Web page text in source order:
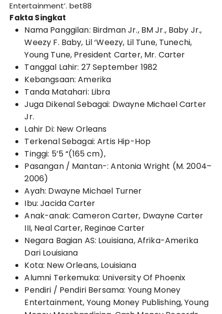
Entertainment’. bet88
Fakta Singkat
Nama Panggilan: Birdman Jr., BM Jr., Baby Jr.,
Weezy F. Baby, Lil ‘Weezy, Lil Tune, Tunechi,
Young Tune, President Carter, Mr. Carter
Tanggal Lahir: 27 September 1982
Kebangsaan: Amerika
Tanda Matahari: Libra
Juga Dikenal Sebagai: Dwayne Michael Carter
Jr.
Lahir Di: New Orleans
Terkenal Sebagai: Artis Hip-Hop
Tinggi: 5’5 “(165 cm),
Pasangan / Mantan-: Antonia Wright (M. 2004–
2006)
Ayah: Dwayne Michael Turner
Ibu: Jacida Carter
Anak-anak: Cameron Carter, Dwayne Carter
III, Neal Carter, Reginae Carter
Negara Bagian AS: Louisiana, Afrika-Amerika
Dari Louisiana
Kota: New Orleans, Louisiana
Alumni Terkemuka: University Of Phoenix
Pendiri / Pendiri Bersama: Young Money
Entertainment, Young Money Publishing, Young